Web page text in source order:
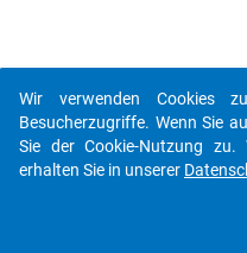
Wir verwenden Cookies
Besucherzugriffe. Wenn Sie
Sie der Cookie-Nutzung zu.
erhalten Sie in unserer